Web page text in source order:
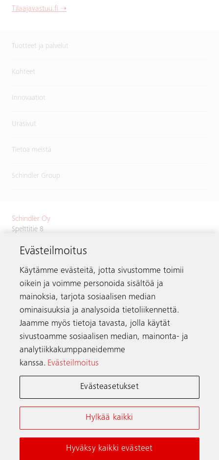
Tilaajavastuu.fi ➝
Tuotteet ja palvelut
Kohteet
Innovaatiot
Urasivut
Tietoa meistä
Schindler Group
Schindler Oy
Spelttitie 8
schindler.fi@schindler.com
Hissien vikailmoitukset:0203 20500
Yhteystiedot
Schindler maailmanlaajuisesti
Evästeilmoitus ja Asetukset
Evästeilmoitus
Käytämme evästeitä, jotta sivustomme toimii
oikein ja voimme personoida sisältöä ja
mainoksia, tarjota sosiaalisen median
ominaisuuksia ja analysoida tietoliikennettä.
Jaamme myös tietoja tavasta, jolla käytät
sivustoamme sosiaalisen median, mainonta- ja
analytiikkakumppaneidemme
kanssa. Evästeilmoitus
Evästeasetukset
Hylkää kaikki
Hyväksy kaikki evästeet